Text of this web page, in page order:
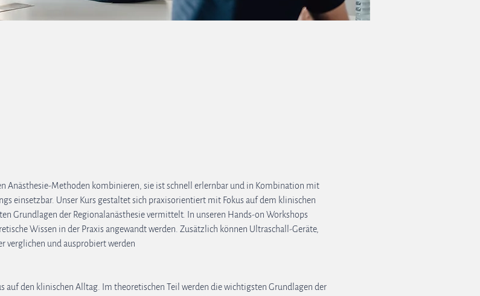
Anästhesie-Methoden kombinieren, sie ist schnell erlernbar und in Kombination mit
einsetzbar. Unser Kurs gestaltet sich praxisorientiert mit Fokus auf dem klinischen
Grundlagen der Regionalanästhesie vermittelt. In unseren Hands-on Workshops
Wissen in der Praxis angewandt werden. Zusätzlich können Ultraschall-Geräte,
verglichen und ausprobiert werden
auf den klinischen Alltag. Im theoretischen Teil werden die wichtigsten Grundlagen der